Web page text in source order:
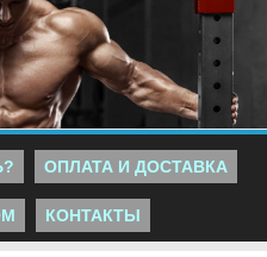
ОПЛАТА И ДОСТАВКА
КОНТАКТЫ